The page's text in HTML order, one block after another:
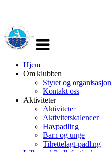
navigasjon
Hjem
Om klubben
Styret og organisasjon
Kontakt oss
Aktiviteter
Aktiviteter
Aktivitetskalender
Havpadling
Barn og unge
Tilrettelagt-padling